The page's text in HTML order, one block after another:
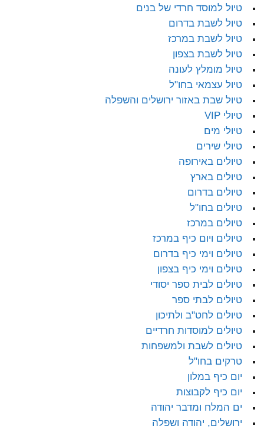
טיול למוסד חרדי של בנים
טיול לשבת בדרום
טיול לשבת במרכז
טיול לשבת בצפון
טיול מומלץ לעונה
טיול עצמאי בחו"ל
טיול שבת באזור ירושלים והשפלה
טיולי VIP
טיולי מים
טיולי שירים
טיולים באירופה
טיולים בארץ
טיולים בדרום
טיולים בחו"ל
טיולים במרכז
טיולים ויום כיף במרכז
טיולים וימי כיף בדרום
טיולים וימי כיף בצפון
טיולים לבית ספר יסודי
טיולים לבתי ספר
טיולים לחט"ב ולתיכון
טיולים למוסדות חרדיים
טיולים לשבת ולמשפחות
טרקים בחו"ל
יום כיף במלון
יום כיף לקבוצות
ים המלח ומדבר יהודה
ירושלים, יהודה ושפלה